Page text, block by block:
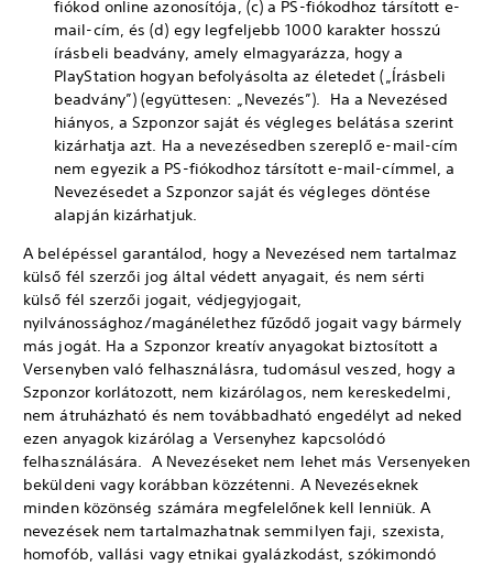
fiókod online azonosítója, (c) a PS-fiókodhoz társított e-
mail-cím, és (d) egy legfeljebb 1000 karakter hosszú
írásbeli beadvány, amely elmagyarázza, hogy a
PlayStation hogyan befolyásolta az életedet („Írásbeli
beadvány”) (együttesen: „Nevezés”). Ha a Nevezésed
hiányos, a Szponzor saját és végleges belátása szerint
kizárhatja azt. Ha a nevezésedben szereplő e-mail-cím
nem egyezik a PS-fiókodhoz társított e-mail-címmel, a
Nevezésedet a Szponzor saját és végleges döntése
alapján kizárhatjuk.
A belépéssel garantálod, hogy a Nevezésed nem tartalmaz
külső fél szerzői jog által védett anyagait, és nem sérti
külső fél szerzői jogait, védjegyjogait,
nyilvánossághoz/magánélethez fűződő jogait vagy bármely
más jogát. Ha a Szponzor kreatív anyagokat biztosított a
Versenyben való felhasználásra, tudomásul veszed, hogy a
Szponzor korlátozott, nem kizárólagos, nem kereskedelmi,
nem átruházható és nem továbbadható engedélyt ad neked
ezen anyagok kizárólag a Versenyhez kapcsolódó
felhasználására. A Nevezéseket nem lehet más Versenyeken
beküldeni vagy korábban közzétenni. A Nevezéseknek
minden közönség számára megfelelőnek kell lenniük. A
nevezések nem tartalmazhatnak semmilyen faji, szexista,
homofób, vallási vagy etnikai gyalázkodást, szókimondó